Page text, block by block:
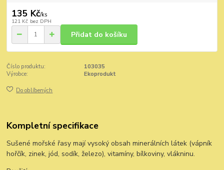
135 Kč/ks
121 Kč bez DPH
Přidat do košíku
Číslo produktu:
103035
Výrobce:
Ekoprodukt
Do oblíbených
Kompletní specifikace
Sušené mořské řasy mají vysoký obsah minerálních látek (vápník
hořčík, zinek, jód, sodík, železo), vitamíny, bílkoviny, vlákninu.